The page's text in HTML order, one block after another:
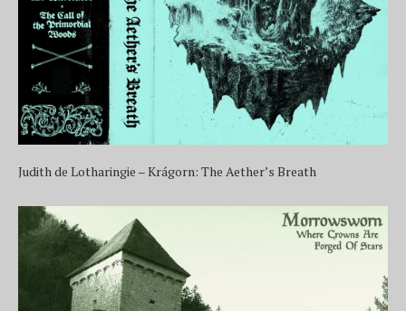
Judith de Lotharingie – Krágorn: The Aether’s Breath